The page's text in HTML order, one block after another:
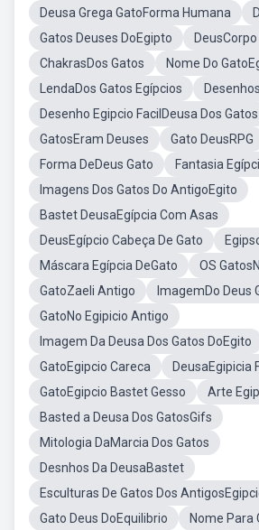
Deusa Grega GatoForma Humana
Gatos Deuses DoEgipto
ChakrasDos Gatos
Nome Do
LendaDos Gatos Egípcios
Desenho Egipcio FacilDeusa Dos Gatos
GatosEram Deuses
Gato DeusRPG
Forma DeDeus Gato
Fantasia
Imagens Dos Gatos Do AntigoEgito
Bastet DeusaEgípcia Com Asas
DeusEgípcio Cabeça De Gato
Máscara Egípcia DeGato
OS
GatoZaeli Antigo
ImagemDo Deus
GatoNo Egipicio Antigo
Imagem Da Deusa Dos Gatos DoEgito
GatoEgipcio Careca
DeusaEgipicia
GatoEgipcio Bastet Gesso
Arte
Basted a Deusa Dos GatosGifs
Mitologia DaMarcia Dos Gatos
Desnhos Da DeusaBastet
Esculturas De Gatos Dos
Gato Deus DoEquilibrio
Nome Para